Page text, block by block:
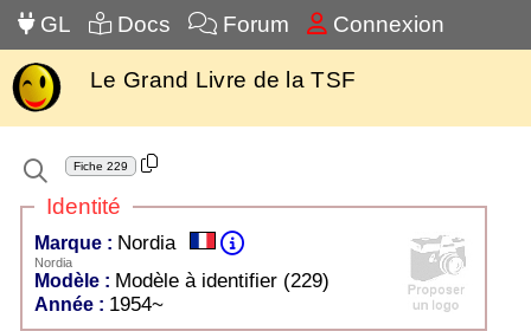
GL Docs Forum Connexion
Le Grand Livre de la TSF
Fiche 229
Identité
Marque : Nordia
Nordia
Modèle : Modèle à identifier (229)
Année : 1954~